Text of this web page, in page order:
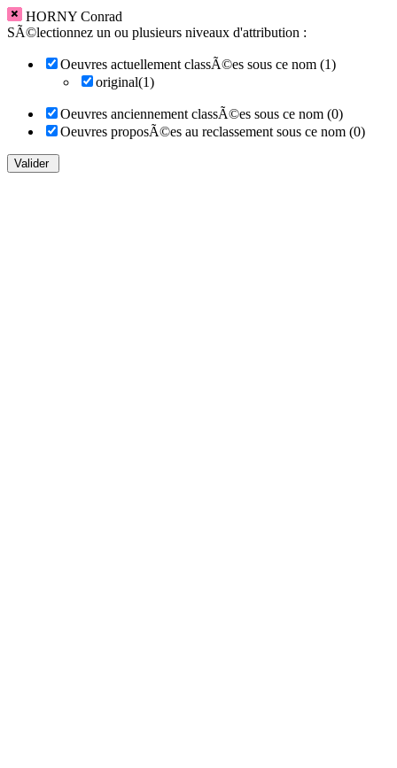
HORNY Conrad
SÃ©lectionnez un ou plusieurs niveaux d'attribution :
Oeuvres actuellement classÃ©es sous ce nom (1)
original(1)
Oeuvres anciennement classÃ©es sous ce nom (0)
Oeuvres proposÃ©es au reclassement sous ce nom (0)
Valider